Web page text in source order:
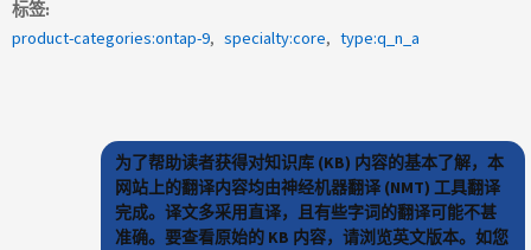
标签
product-categories:ontap-9
specialty:core type:q_n_a
为了帮助读者获得对知识库 (KB) 内容的基本了解，本
网站上的翻译内容均由神经机器翻译 (NMT) 工具翻译
完成。译文多采用直译，且有些字词的翻译可能不甚
准确。要查看原始的 KB 内容，请浏览英文版本。如您